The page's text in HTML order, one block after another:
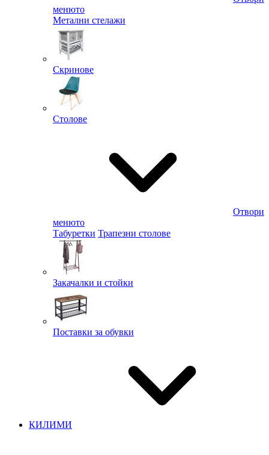
менюто
Метални стелажи
Скринове
Столове
Отвори
менюто
Табуретки Трапезни столове
Закачалки и стойки
Поставки за обувки
КИЛИМИ